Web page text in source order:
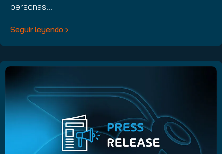
personas…
Seguir leyendo